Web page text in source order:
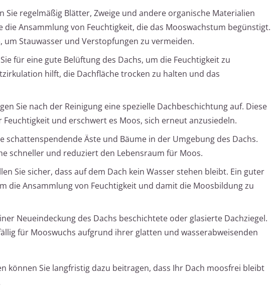
Sie regelmäßig Blätter, Zweige und andere organische Materialien
die Ansammlung von Feuchtigkeit, die das Mooswachstum begünstigt.
um Stauwasser und Verstopfungen zu vermeiden.
für eine gute Belüftung des Dachs, um die Feuchtigkeit zu
hilft, die Dachfläche trocken zu halten und das
Sie nach der Reinigung eine spezielle Dachbeschichtung auf. Diese
und erschwert es Moos, sich erneut anzusiedeln.
schattenspendende Äste und Bäume in der Umgebung des Dachs.
schneller und reduziert den Lebensraum für Moos.
Sie sicher, dass auf dem Dach kein Wasser stehen bleibt. Ein guter
die Ansammlung von Feuchtigkeit und damit die Moosbildung zu
Neueindeckung des Dachs beschichtete oder glasierte Dachziegel.
für Mooswuchs aufgrund ihrer glatten und wasserabweisenden
können Sie langfristig dazu beitragen, dass Ihr Dach moosfrei bleibt